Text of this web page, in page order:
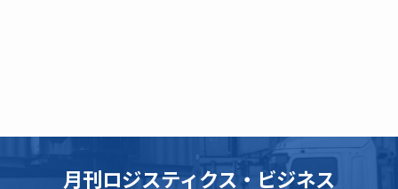
月刊ロジスティクス・ビジネス